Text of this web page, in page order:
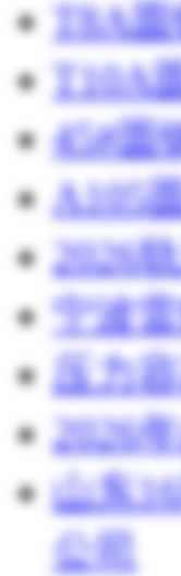
T8A
T10A
45#圆
A105
2026
宁波
压力
2026
山东
公司